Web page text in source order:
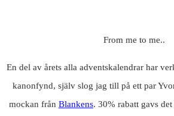
From me to me..
En del av årets alla adventskalendrar har
kanonfynd, själv slog jag till på ett par
mockan från Blankens. 30% rabatt gavs